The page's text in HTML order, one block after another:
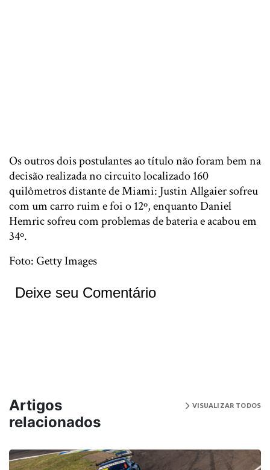
Os outros dois postulantes ao título não foram bem na
decisão realizada no circuito localizado 160
quilômetros distante de Miami: Justin Allgaier sofreu
com um carro ruim e foi o 12º, enquanto Daniel
Hemric sofreu com problemas de bateria e acabou em
34º.
Foto: Getty Images
Deixe seu Comentário
Artigos
relacionados
VISUALIZAR TODOS